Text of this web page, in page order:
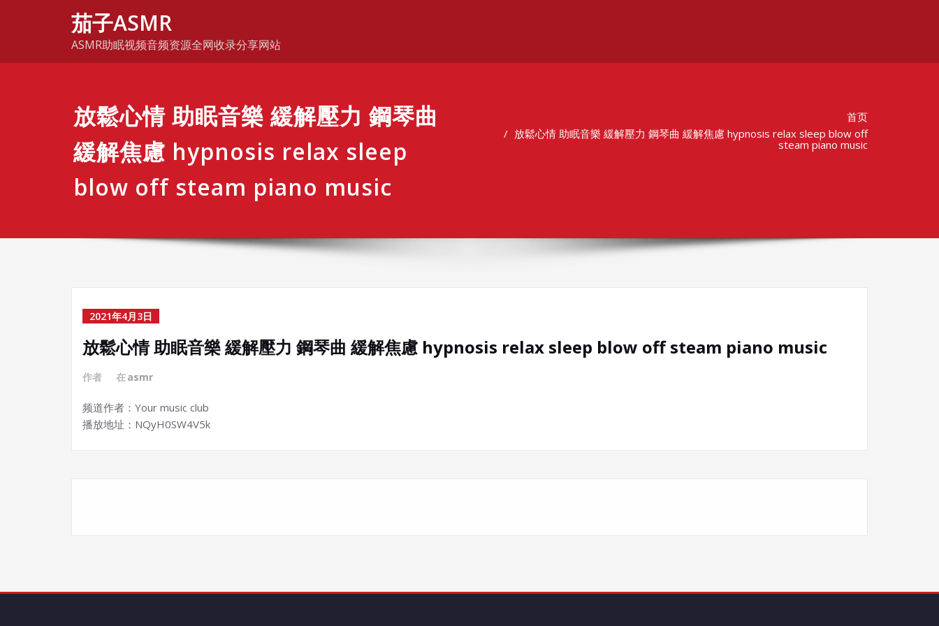
茄子ASMR
ASMR助眠视频音频资源全网收录分享网站
放鬆心情 助眠音樂 緩解壓力 鋼琴曲
緩解焦慮 hypnosis relax sleep
blow off steam piano music
首页
放鬆心情 助眠音樂 緩解壓力 鋼琴曲 緩解焦慮 hypnosis relax sleep blow off
steam piano music
2021年4月3日
放鬆心情 助眠音樂 緩解壓力 鋼琴曲 緩解焦慮 hypnosis relax sleep blow off steam piano music
作者 在asmr
频道作者：Your music club
播放地址：NQyH0SW4V5k